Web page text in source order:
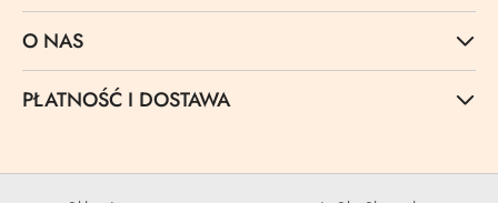
O NAS
PŁATNOŚĆ I DOSTAWA